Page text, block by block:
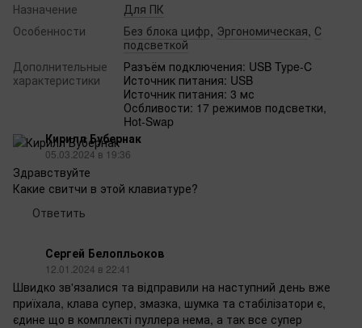
Назначение
Для ПК
Особенности
Без блока цифр, Эргономическая, С
подсветкой
Дополнительные
характеристики
Разъём подключения: USB Type-C
Источник питания: USB
Источник питания: 3 мс
Осбливости: 17 режимов подсветки,
Hot-Swap
Кирилл Бубернак
05.03.2024 в 19:36
Здравствуйте
Какие свитчи в этой клавиатуре?
Ответить
Сергей Белопльоков
12.01.2024 в 22:41
Швидко зв'язалися та відправили на наступний день вже
приїхала, клава супер, змазка, шумка та стабілізатори є,
єдине що в комплекті пуллера нема, а так все супер